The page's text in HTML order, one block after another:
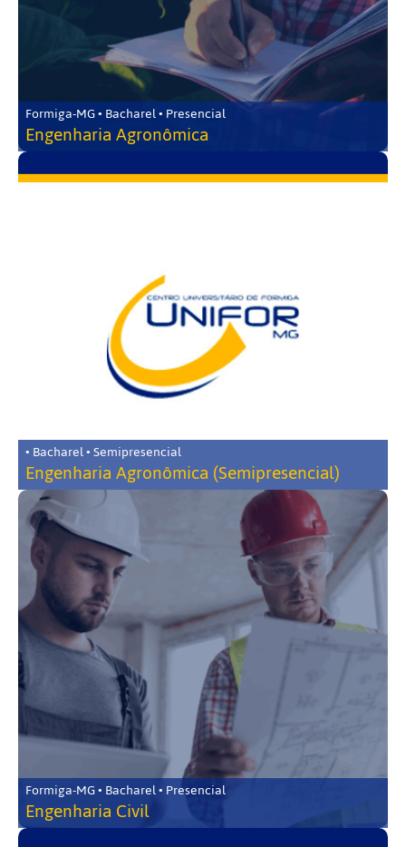
Formiga-MG • Bacharel • Presencial
Engenharia Agronômica
• Bacharel • Semipresencial
Engenharia Agronômica (Semipresencial)
Formiga-MG • Bacharel • Presencial
Engenharia Civil